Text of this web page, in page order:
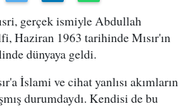
gerçek ismiyle Abdullah
Haziran 1963 tarihinde Mısır'ın
dünyaya geldi.
İslami ve cihat yanlısı akımların
durumdaydı. Kendisi de bu